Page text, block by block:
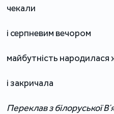
чекали
і серпневим вечором
майбутність
і закричала
Переклав з білоруської Вʼ